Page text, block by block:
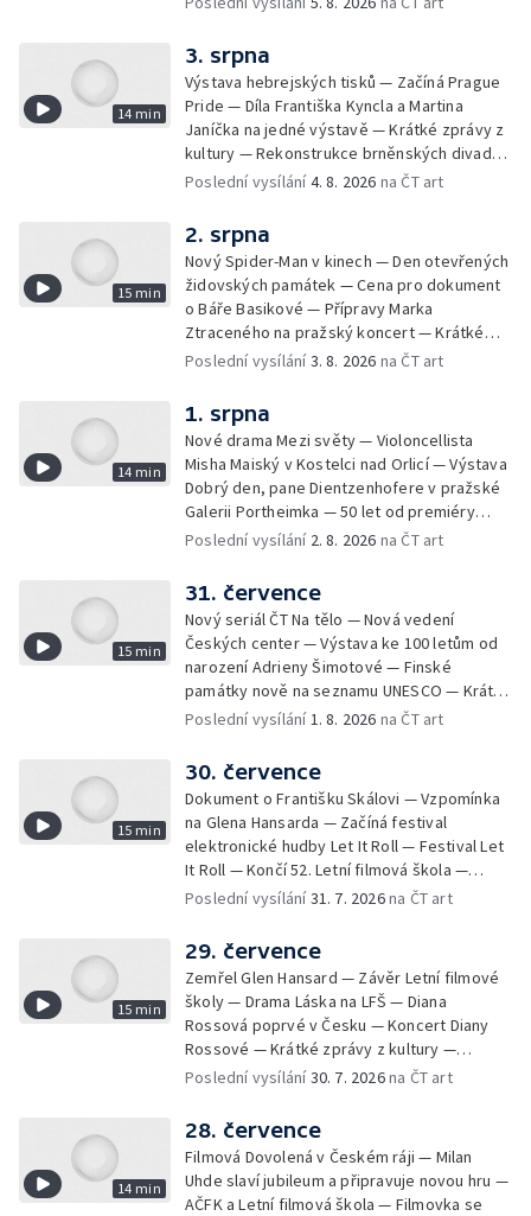
neslyšící
14 min
3. srpna
Výstava hebrejských tisků — Začíná Prague
Pride — Díla Františka Kyncla a Martina
Janíčka na jedné výstavě — Krátké zprávy z
kultury — Rekonstrukce brněnských divadel
— Budoucnost Knihovny Václava Havla —
Kulturní tipy
Poslední vysílání4. 8. 2026 na ČT art
15 min
2. srpna
Nový Spider-Man v kinech — Den otevřených
židovských památek — Cena pro dokument
o Báře Basikové — Přípravy Marka
Ztraceného na pražský koncert — Krátké
zprávy z kultury — Nález historických
Poslední vysílání3. 8. 2026 na ČT art
14 min
1. srpna
Nové drama Mezi světy — Violoncellista
Misha Maiský v Kostelci nad Orlicí — Výstava
Dobrý den, pane Dientzenhofere v pražské
Galerii Portheimka — 50 let od premiéry
filmu Na samotě u lesa — Krátké zprávy z
Mercury
Poslední vysílání 2. 8. 2026 na ČT art
15 min
31. července
Nový seriál ČT Na tělo — Nová vedení
Českých center — Výstava ke 100 letům od
narození Adrieny Šimotové — Finské
památky nově na seznamu UNESCO — Krátké
zprávy z kultury — Začíná Jiráskův Hronov —
Poslední vysílání1. 8. 2026 na ČT art
15 min
30. července
Dokument o Františku Skálovi — Vzpomínka
na Glena Hansarda — Začíná festival
elektronické hudby Let It Roll — Festival Let
It Roll — Končí 52. Letní filmová škola —
Krátké zprávy z kultury — Rekonstrukce
Poslední vysílání31. 7. 2026na ČT art
15 min
29. července
Zemřel Glen Hansard — Závěr Letní filmové
školy — Drama Láska na LFŠ — Diana
Rossová poprvé v Česku — Koncert Diany
Rossové — Krátké zprávy z kultury —
Výstavy o proměnách Prahy — Zahajení
Poslední vysílání30. 7. 2026na ČT art
14 min
28. července
Filmová Dovolená v Českém ráji — Milan
Uhde slaví jubileum a připravuje novou hru —
AČFK a Letní filmová škola — Filmovka se